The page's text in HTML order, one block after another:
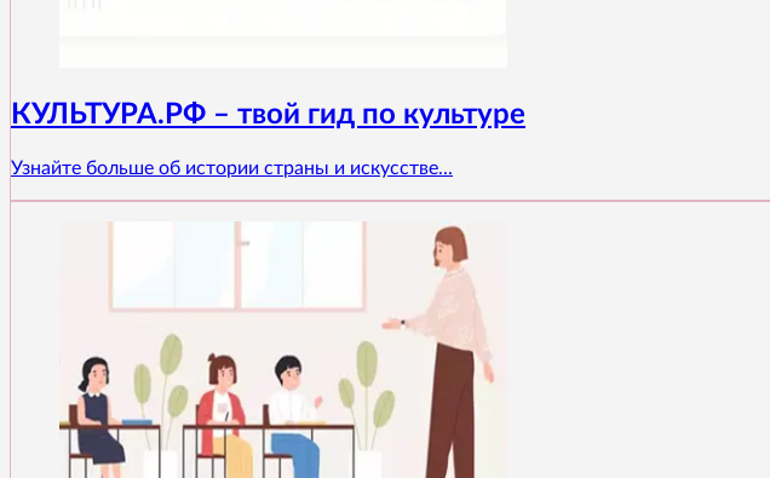
КУЛЬТУРА.РФ – твой гид по культуре
Узнайте больше об истории страны и искусстве...